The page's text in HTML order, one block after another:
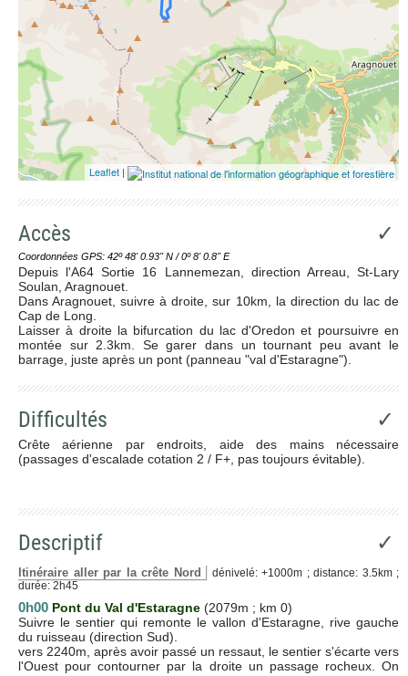
Leaflet |
Accès ✓
Coordonnées GPS: 42º 48' 0.93'' N / 0º 8' 0.8'' E
Depuis l'A64 Sortie 16 Lannemezan, direction Arreau, St-Lary
Soulan, Aragnouet.
Dans Aragnouet, suivre à droite, sur 10km, la direction du lac de
Cap de Long.
Laisser à droite la bifurcation du lac d'Oredon et poursuivre en
montée sur 2.3km. Se garer dans un tournant peu avant le
barrage, juste après un pont (panneau "val d'Estaragne").
Difficultés ✓
Crête aérienne par endroits, aide des mains nécessaire
(passages d'escalade cotation 2 / F+, pas toujours évitable).
Descriptif ✓
Itinéraire aller par la crête Nord
dénivelé: +1000m ; distance: 3.5km ;
durée: 2h45
0h00 Pont du Val d'Estaragne (2079m ; km 0)
Suivre le sentier qui remonte le vallon d'Estaragne, rive gauche
du ruisseau (direction Sud).
vers 2240m, après avoir passé un ressaut, le sentier s'écarte vers
l'Ouest pour contourner par la droite un passage rocheux. On